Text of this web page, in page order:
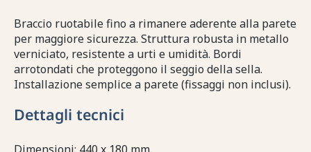
Braccio ruotabile fino a rimanere aderente alla parete
per maggiore sicurezza. Struttura robusta in metallo
verniciato, resistente a urti e umidità. Bordi
arrotondati che proteggono il seggio della sella.
Installazione semplice a parete (fissaggi non inclusi).
Dettagli tecnici